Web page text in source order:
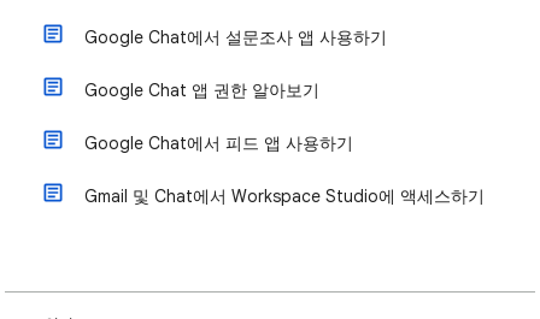
Google Chat에서 설문조사 앱 사용하기
Google Chat 앱 권한 알아보기
Google Chat에서 피드 앱 사용하기
Gmail 및 Chat에서 Workspace Studio에 액세스하기